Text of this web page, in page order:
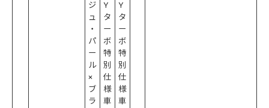
ジ
ュ
・
パ
ー
ル
×
ブ
ラ
Y
タ
ー
ボ
特
別
仕
様
車
Y
タ
ー
ボ
特
別
仕
様
車